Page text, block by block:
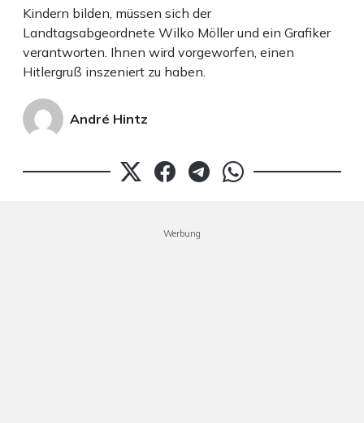
Kindern bilden, müssen sich der
Landtagsabgeordnete Wilko Möller und ein Grafiker
verantworten. Ihnen wird vorgeworfen, einen
Hitlergruß inszeniert zu haben.
André Hintz
Werbung